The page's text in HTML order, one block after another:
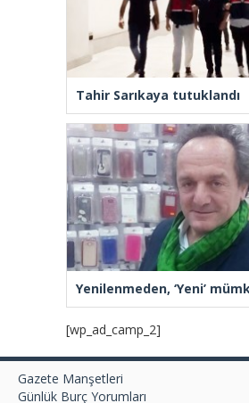
Tahir Sarıkaya tutuklandı
Yenilenmeden, ‘Yeni’
[wp_ad_camp_2]
Gazete Manşetleri
Günlük Burç Yorumları